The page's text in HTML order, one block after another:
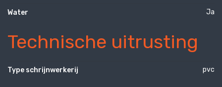
Water Ja
Technische uitrusting
Type schrijnwerkerij pvc